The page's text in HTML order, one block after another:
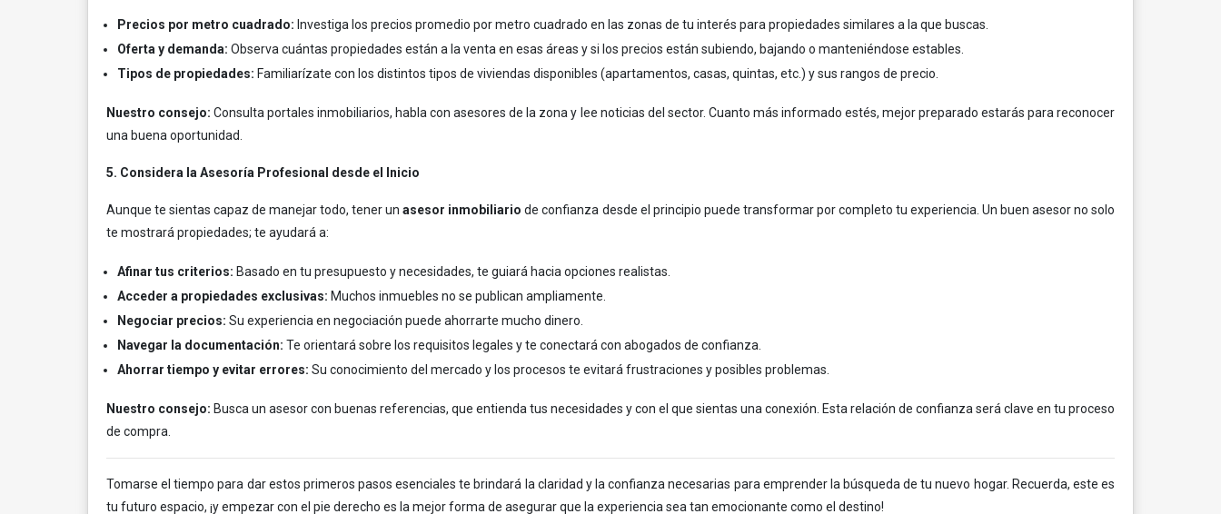
Precios por metro cuadrado: Investiga los precios promedio por metro cuadrado en las zonas de tu interés para propiedades similares a la que buscas.
Oferta y demanda: Observa cuántas propiedades están a la venta en esas áreas y si los precios están subiendo, bajando o manteniéndose estables.
Tipos de propiedades: Familiarízate con los distintos tipos de viviendas disponibles (apartamentos, casas, quintas, etc.) y sus rangos de precio.
Nuestro consejo: Consulta portales inmobiliarios, habla con asesores de la zona y lee noticias del sector. Cuanto más informado estés, mejor preparado estarás para reconocer
una buena oportunidad.
5. Considera la Asesoría Profesional desde el Inicio
Aunque te sientas capaz de manejar todo, tener unasesor inmobiliario de confianza desde el principio puede transformar por completo tu experiencia. Un buen asesor no solo
te mostrará propiedades; te ayudará a:
Afinar tus criterios: Basado en tu presupuesto y necesidades, te guiará hacia opciones realistas.
Acceder a propiedades exclusivas: Muchos inmuebles no se publican ampliamente.
Negociar precios: Su experiencia en negociación puede ahorrarte mucho dinero.
Navegar la documentación: Te orientará sobre los requisitos legales y te conectará con abogados de confianza.
Ahorrar tiempo y evitar errores: Su conocimiento del mercado y los procesos te evitará frustraciones y posibles problemas.
Nuestro consejo: Busca un asesor con buenas referencias, que entienda tus necesidades y con el que sientas una conexión. Esta relación de confianza será clave en tu proceso
de compra.
Tomarse el tiempo para dar estos primeros pasos esenciales te brindará la claridad y la confianza necesarias para emprender la búsqueda de tu nuevo hogar. Recuerda, este es
tu futuro espacio, ¡y empezar con el pie derecho es la mejor forma de asegurar que la experiencia sea tan emocionante como el destino!